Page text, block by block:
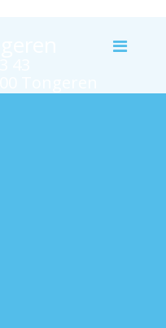
Tongeren